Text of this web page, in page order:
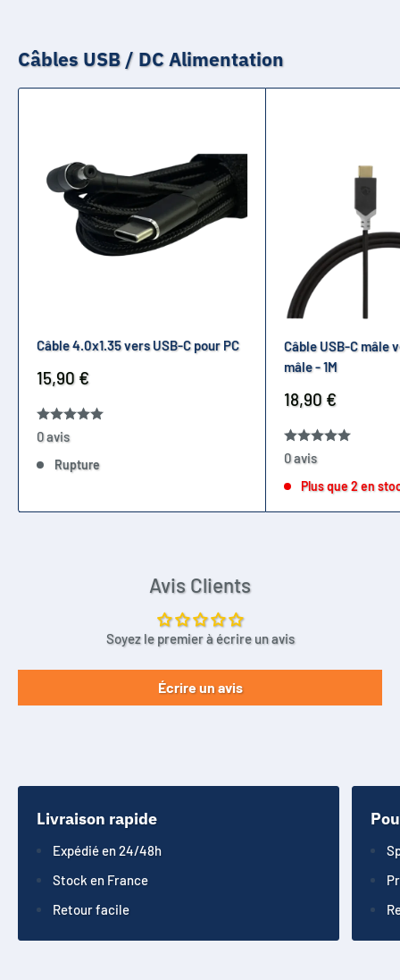
Câbles USB / DC Alimentation
Câble 4.0x1.35 vers USB-C pour PC
Prix
réduit
15,90 €
0 avis
Rupture
Câble USB-C mâle
mâle - 1M
Prix
réduit
18,90 €
0 avis
Plus que 2 en
Avis Clients
Soyez le premier à écrire un avis
Écrire un avis
Livraison rapide
Expédié en 24/48h
Stock en France
Retour facile